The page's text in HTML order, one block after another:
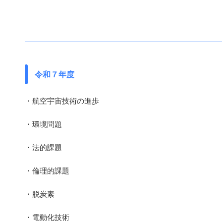
令和７年度
・航空宇宙技術の進歩
・環境問題
・法的課題
・倫理的課題
・脱炭素
・電動化技術